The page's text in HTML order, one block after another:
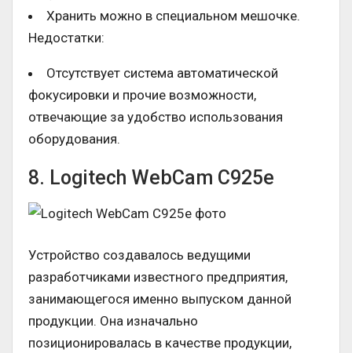
Хранить можно в специальном мешочке.
Недостатки:
Отсутствует система автоматической
фокусировки и прочие возможности,
отвечающие за удобство использования
оборудования.
8. Logitech WebCam C925e
Устройство создавалось ведущими
разработчиками известного предприятия,
занимающегося именно выпуском данной
продукции. Она изначально
позиционировалась в качестве продукции,